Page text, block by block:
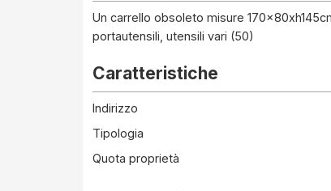
Un carrello obsoleto misure
portautensili, utensili vari (50)
Caratteristiche
Indirizzo
Tipologia
Quota proprietà